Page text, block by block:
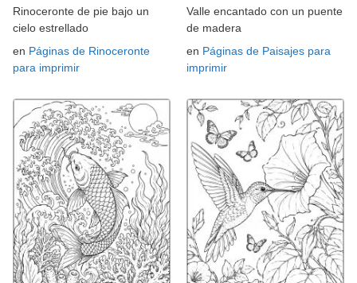
Rinoceronte de pie bajo un
cielo estrellado
en Páginas de Rinoceronte
para imprimir
Valle encantado con un puente
de madera
en Páginas de Paisajes para
imprimir